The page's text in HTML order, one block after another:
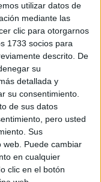
utilizar datos de
mediante las
clic para otorgarnos
1733 socios para
descrito. De
su
detallada y
su consentimiento.
de sus datos
pero usted
Sus
web. Puede cambiar
en cualquier
clic en el botón
diferentes
que los